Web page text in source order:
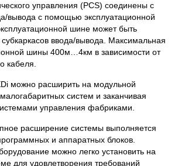
управления (PCS) соединены с
вывода с помощью эксплуатационной
шине может быть
ввода/вывода. Максимальная
шины 400м…4км в зависимости от
кабеля.
можно расширить на модульной
систем и заканчивая
управления фабриками.
расширение системы выполняется
и аппаратных блоков.
можно легко установить на
для удовлетворения требований